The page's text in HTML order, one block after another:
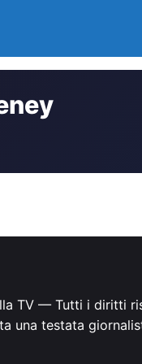
TV — Tutti i diritti
una testata